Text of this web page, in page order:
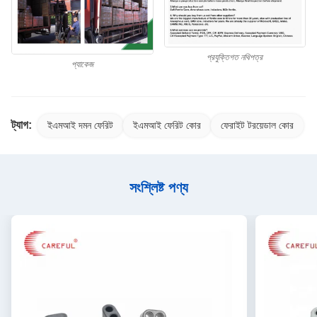
প্যাকেজ
প্রযুক্তিগত নথিপত্র
ট্যাগ: ইএমআই দমন ফেরিট ইএমআই ফেরিট কোর ফেরাইট টরয়েডাল কোর
সংশ্লিষ্ট পণ্য